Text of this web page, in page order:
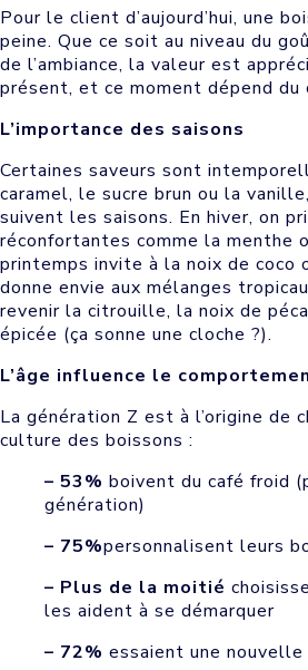
Pour le client d’aujourd’hui, une
peine. Que ce soit au niveau du
de l’ambiance, la valeur est
présent, et ce moment dépend du
L’importance des saisons
Certaines saveurs sont
caramel, le sucre brun ou la
suivent les saisons. En hiver, on
réconfortantes comme la menthe
printemps invite à la noix de coco
donne envie aux mélanges
revenir la citrouille, la noix de
épicée (ça sonne une cloche ?).
L’âge influence le
La génération Z est à l’origine de
culture des boissons :
– 53% boivent du café froid
génération)
– 75%personnalisent leurs
– Plus de la moitié
les aident à se démarquer
– 72% essaient une nouvelle